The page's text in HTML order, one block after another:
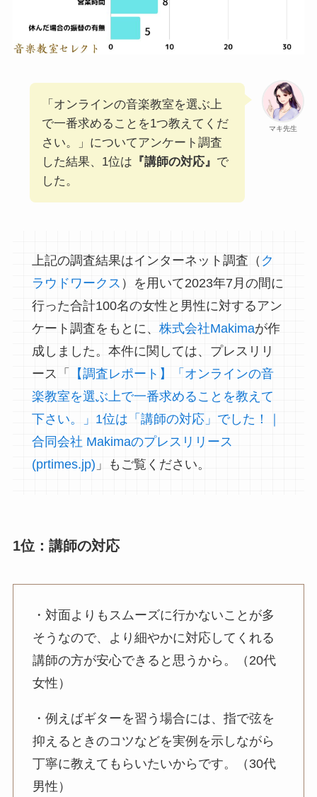
マキ先生
「オンラインの音楽教室を選ぶ上
で一番求めることを1つ教えてくだ
さい。」についてアンケート調査
した結果、1位は 『講師の対応』 で
した。
上記の調査結果はインターネット調査（ ク
ラウドワークス ）を用いて2023年7月の間に
行った合計100名の女性と男性に対するアン
ケート調査をもとに、 株式会社Makimaが作
成しました。本件に関しては、プレスリリ
ース「
【調査レポート】「オンラインの音
楽教室を選ぶ上で一番求めることを教えて
下さい。」1位は「講師の対応」でした！｜
合同会社 Makimaのプレスリリース
(prtimes.jp) 」もご覧ください。
1位：講師の対応
・対面よりもスムーズに行かないことが多
そうなので、より細やかに対応してくれる
講師の方が安心できると思うから。（20代
女性）
・例えばギターを習う場合には、指で弦を
抑えるときのコツなどを実例を示しながら
丁寧に教えてもらいたいからです。（30代
男性）